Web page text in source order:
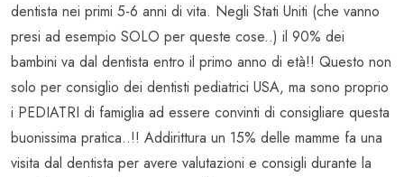
dentista nei primi 5-6 anni di vita. Negli Stati Uniti (che vanno
presi ad esempio SOLO per queste cose..) il 90% dei
bambini va dal dentista entro il primo anno di età!! Questo non
solo per consiglio dei dentisti pediatrici USA, ma sono proprio
i PEDIATRI di famiglia ad essere convinti di consigliare questa
buonissima pratica..!! Addirittura un 15% delle mamme fa una
visita dal dentista per avere valutazioni e consigli durante la